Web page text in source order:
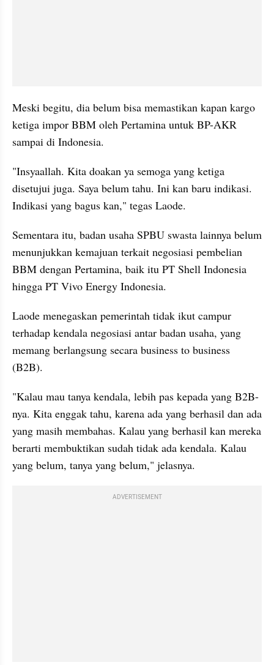
Meski begitu, dia belum bisa memastikan kapan kargo
ketiga impor BBM oleh Pertamina untuk BP-AKR
sampai di Indonesia.
"Insyaallah. Kita doakan ya semoga yang ketiga
disetujui juga. Saya belum tahu. Ini kan baru indikasi.
Indikasi yang bagus kan," tegas Laode.
Sementara itu, badan usaha SPBU swasta lainnya belum
menunjukkan kemajuan terkait negosiasi pembelian
BBM dengan Pertamina, baik itu PT Shell Indonesia
hingga PT Vivo Energy Indonesia.
Laode menegaskan pemerintah tidak ikut campur
terhadap kendala negosiasi antar badan usaha, yang
memang berlangsung secara business to business
(B2B).
"Kalau mau tanya kendala, lebih pas kepada yang B2B-
nya. Kita enggak tahu, karena ada yang berhasil dan ada
yang masih membahas. Kalau yang berhasil kan mereka
berarti membuktikan sudah tidak ada kendala. Kalau
yang belum, tanya yang belum," jelasnya.
ADVERTISEMENT